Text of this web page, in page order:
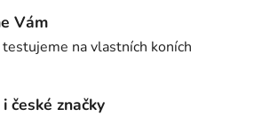
Vám
na vlastních koních
české značky